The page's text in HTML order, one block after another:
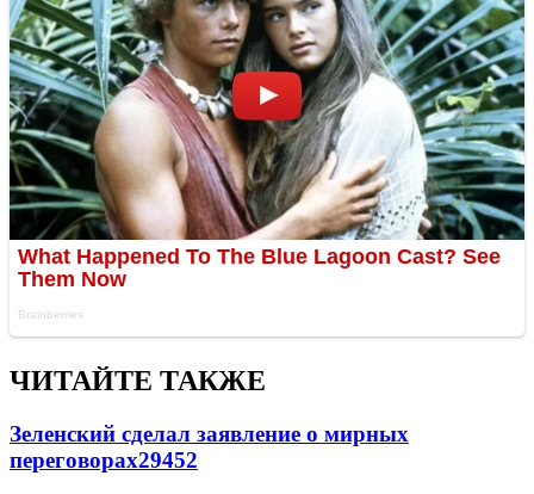
ЧИТАЙТЕ ТАКЖЕ
Зеленский сделал заявление о мирных
переговорах29452